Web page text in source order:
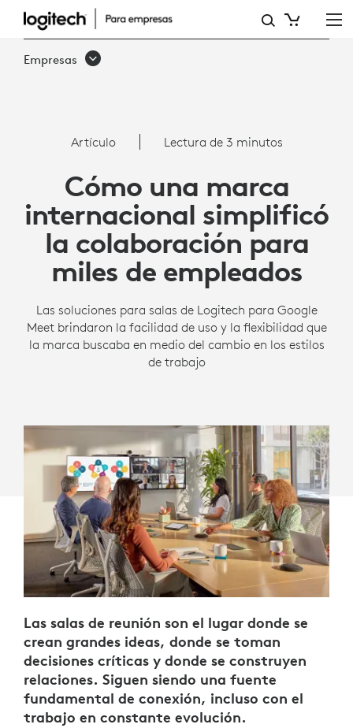
AUMENTAR
LA
EMPLEADOS
CON
LOGITECH
PARA
GOOGLE
MEET
Empresas
Artículo Lectura de 3 minutos
Cómo una marca
internacional simplificó
la colaboración para
miles de empleados
Las soluciones para salas de Logitech para Google
Meet brindaron la facilidad de uso y la flexibilidad que
la marca buscaba en medio del cambio en los estilos
de trabajo
Las salas de reunión son el lugar donde se
crean grandes ideas, donde se toman
decisiones críticas y donde se construyen
relaciones. Siguen siendo una fuente
fundamental de conexión, incluso con el
trabajo en constante evolución.